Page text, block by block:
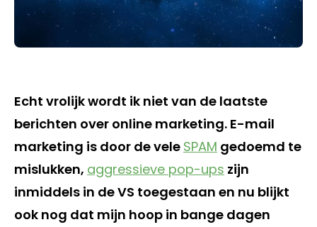
Echt vrolijk wordt ik niet van de laatste
berichten over online marketing. E-mail
marketing is door de vele SPAM gedoemd te
mislukken, aggressieve pop-ups zijn
inmiddels in de VS toegestaan en nu blijkt
ook nog dat mijn hoop in bange dagen